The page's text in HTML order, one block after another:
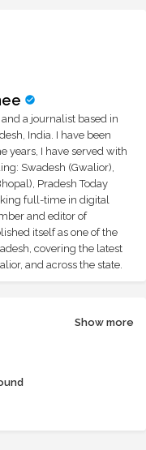
a journalist based in
India. I have been
years, I have served with
Swadesh (Gwalior),
Pradesh Today
full-time in digital
and editor of
itself as one of the
covering the latest
and across the state.
Show more